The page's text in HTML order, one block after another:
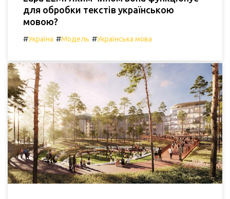
для обробки текстів українською
мовою?
#Україна #Модель #Українська мова